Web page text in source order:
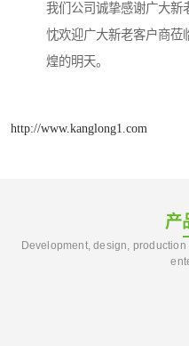
我们公司诚挚感谢广大新
忱欢迎广大新老客户商莅
煌的明天。
http://www.kanglong1.com
产
Development, design,